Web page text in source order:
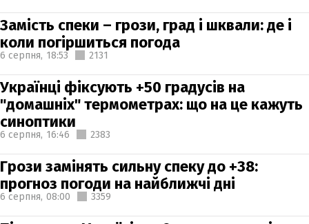
Замість спеки – грози, град і шквали: де і
коли погіршиться погода
6 серпня, 18:53 2131
Українці фіксують +50 градусів на
"домашніх" термометрах: що на це кажуть
синоптики
6 серпня, 16:46 2383
Грози замінять сильну спеку до +38:
прогноз погоди на найближчі дні
6 серпня, 08:00 3359